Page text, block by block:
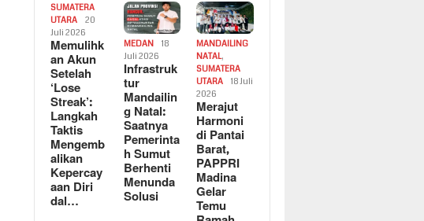
SUMATERA
UTARA
20
Juli 2026
Memulihk
an Akun
Setelah
‘Lose
Streak’:
Langkah
Taktis
Mengemb
alikan
Kepercay
aan Diri
dal…
MEDAN
18
Juli 2026
Infrastruk
tur
Mandailin
g Natal:
Saatnya
Pemerinta
h Sumut
Berhenti
Menunda
Solusi
MANDAILING
NATAL,
SUMATERA
UTARA
18 Juli
2026
Merajut
Harmoni
di Pantai
Barat,
PAPPRI
Madina
Gelar
Temu